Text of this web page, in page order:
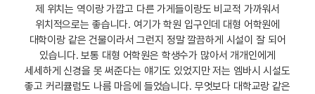
제 위치는 역이랑 가깝고 다른 가게들이랑도 비교적 가까워서
위치적으로는 좋습니다. 여기가 학원 입구인데 대형 어학원에
대학이랑 같은 건물이라서 그런지 정말 깔끔하게 시설이 잘 되어
있습니다. 보통 대형 어학원은 학생수가 많아서 개개인에게
세세하게 신경을 못 써준다는 얘기도 있었지만 저는 엠바시 시설도
좋고 커리큘럼도 나름 마음에 들었습니다. 무엇보다 대학교랑 같은